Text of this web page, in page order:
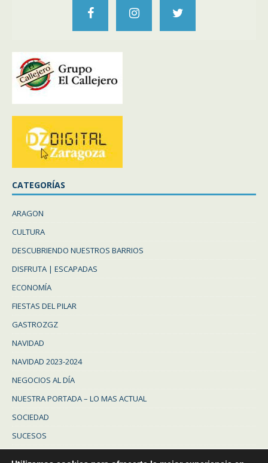
CATEGORÍAS
ARAGON
CULTURA
DESCUBRIENDO NUESTROS BARRIOS
DISFRUTA | ESCAPADAS
ECONOMÍA
FIESTAS DEL PILAR
GASTROZGZ
NAVIDAD
NAVIDAD 2023-2024
NEGOCIOS AL DÍA
NUESTRA PORTADA – LO MAS ACTUAL
SOCIEDAD
SUCESOS